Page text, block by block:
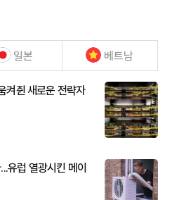
일본 베트남
켜쥔 새로운 전략자
유럽 열광시킨 메이